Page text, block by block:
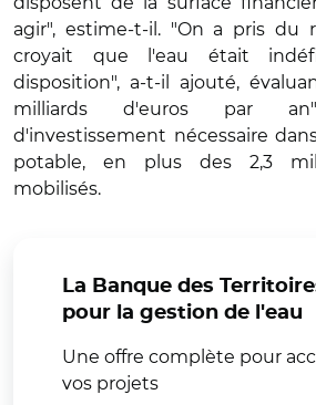
agir", estime-t-il. "On a pris du
croyait que l'eau était
disposition", a-t-il ajouté,
milliards d'euros par
d'investissement nécessaire
potable, en plus des 2,3
mobilisés.
La Banque des
pour la gestion de l'eau
Une offre complète pour
vos projets